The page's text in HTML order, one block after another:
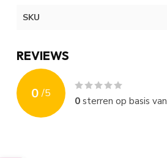
SKU
REVIEWS
0 /5
0sterren op basis van